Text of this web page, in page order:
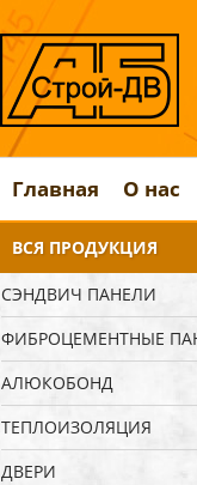
Главная О нас
ВСЯ ПРОДУКЦИЯ
СЭНДВИЧ ПАНЕЛИ
ФИБРОЦЕМЕНТНЫЕ
АЛЮКОБОНД
ТЕПЛОИЗОЛЯЦИЯ
ДВЕРИ